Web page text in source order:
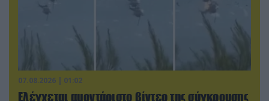
07.08.2026 | 01:02
Ελέγχεται αμοντάριστο βίντεο της σύγκρουσης